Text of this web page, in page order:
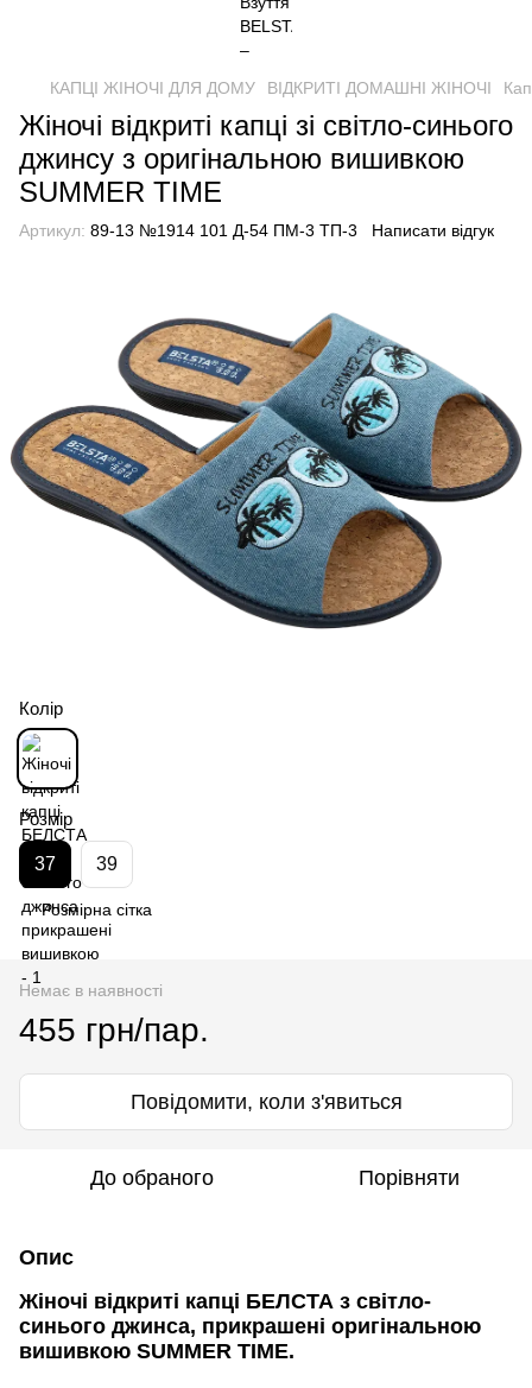
КАПЦІ ЖІНОЧІ ДЛЯ ДОМУ ВІДКРИТІ ДОМАШНІ ЖІНОЧІ
Жіночі відкриті капці зі світло-синього
джинсу з оригінальною вишивкою
SUMMER TIME
Артикул: 89-13 №1914 101 Д-54 ПМ-3 ТП-3 Написати відгук
Колір
Розмір
37 39
Розмірна сітка
Немає в наявності
455 грн/пар.
Повідомити, коли з'явиться
До обраного Порівняти
Опис
Жіночі відкриті капці БЕЛСТА з світло-
синього джинса, прикрашені оригінальною
вишивкою SUMMER TIME.